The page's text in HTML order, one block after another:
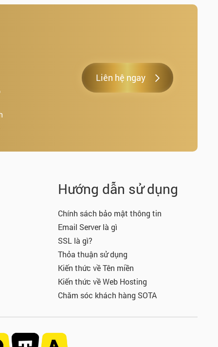
Liên hệ ngay
Hướng dẫn sử dụng
Chính sách bảo mật thông tin
Email Server là gì
SSL là gì?
Thỏa thuận sử dụng
Kiến thức về Tên miền
Kiến thức về Web Hosting
Chăm sóc khách hàng SOTA